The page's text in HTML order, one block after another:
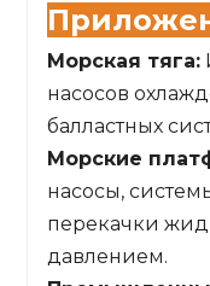
Морская тяга:
насосов
балластных
Морские
насосы,
перекачки
давлением.